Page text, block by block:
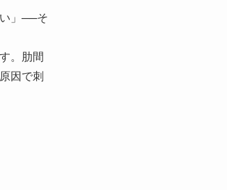
」──そ
。肋間
因で刺